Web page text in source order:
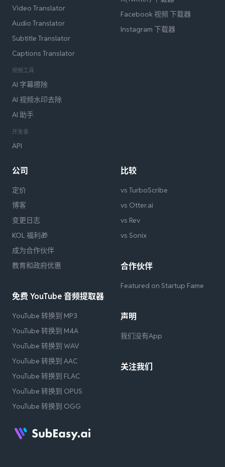
Video Translator
Audio Translator
Subtitle Translator
Captions Translator
视频工具
AI 字幕擦除
AI 视频水印去除
AI 助手
开发者
API
Facebook 视频 下载器
Instagram 下载器
公司
定价
博客
变更日志
KOL 福利🎁
成为合作伙伴
教育和政府优惠
免费 YouTube 音频提取器
YouTube 转换到 MP3
YouTube 转换到 M4A
YouTube 转换到 WAV
YouTube 转换到 AAC
YouTube 转换到 FLAC
YouTube 转换到 OPUS
YouTube 转换到 OGG
比较
vs TurboScribe
vs Otter.ai
vs Rev
vs Sonix
合作伙伴
Featured on Startup Fame
声明
我们没有App
关注我们